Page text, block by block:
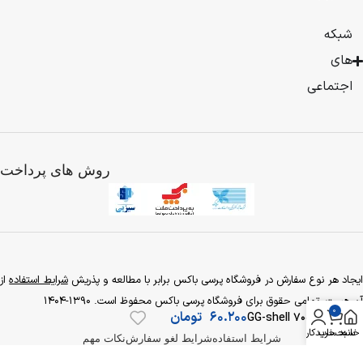
صورت
محصولات
فیزیکی
و
به
راه
اندازی
فروشگاه
بیشتر
شبکه
های
اجتماعی
روش های پرداخت
ایجاد هر نوع سفارش در فروشگاه پرسی باکس برابر با مطالعه و پذریششرایط استفادهاز
آن هست. تمامی حقوق برای فروشگاه پرسی باکس محفوظ است. 1390-1404
شرایط استفادهشرایط لغو سفارشنکات مهم خانه
0
سبد خرید
حساب کاربری
700 GG-shell
60.200 تومان